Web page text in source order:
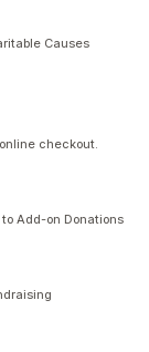
Causes
checkout.
to Add-on Donations